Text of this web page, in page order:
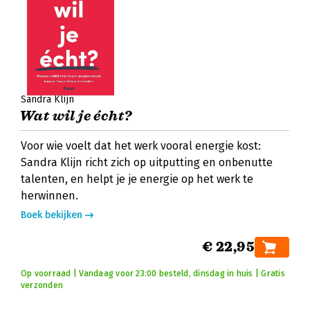
Sandra Klijn
Wat wil je écht?
Voor wie voelt dat het werk vooral energie kost:
Sandra Klijn richt zich op uitputting en onbenutte
talenten, en helpt je je energie op het werk te
herwinnen.
Boek bekijken
€ 22,95
Op voorraad | Vandaag voor 23:00 besteld, dinsdag in huis | Gratis
verzonden